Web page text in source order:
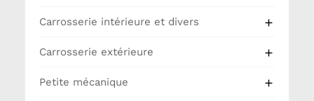
Carrosserie intérieure et divers 
Carrosserie extérieure 
Petite mécanique 